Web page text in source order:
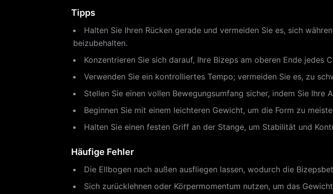
Tipps
Halten Sie Ihren Rücken gerade und vermeiden Sie es, sich
beizubehalten.
Konzentrieren Sie sich darauf, Ihre Bizeps am oberen Ende jedes
Verwenden Sie ein kontrolliertes Tempo; vermeiden Sie es, zu
Stellen Sie einen vollen Bewegungsumfang sicher, indem Sie
Beginnen Sie mit einem leichteren Gewicht, um die Form zu
Halten Sie einen festen Griff an der Stange, um Stabilität und
Häufige Fehler
Die Ellbogen nach außen ausfliegen lassen, wodurch die
Sich zurücklehnen oder Körpermomentum nutzen, um das